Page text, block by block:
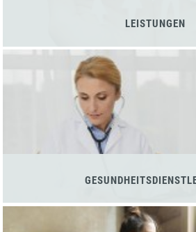
LEISTUNGEN